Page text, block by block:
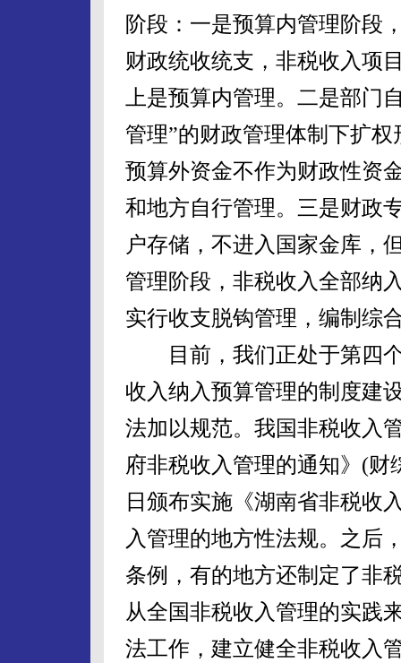
阶段：一是预算内管理阶段
财政统收统支，非税收入项
上是预算内管理。二是部门
管理”的财政管理体制下扩
预算外资金不作为财政性资
和地方自行管理。三是财政
户存储，不进入国家金库，
管理阶段，非税收入全部纳
实行收支脱钩管理，编制综
目前，我们正处于第四个
收入纳入预算管理的制度建
法加以规范。我国非税收入
府非税收入管理的通知》(财
日颁布实施《湖南省非税收
入管理的地方性法规。之后
条例，有的地方还制定了非
从全国非税收入管理的实践
法工作，建立健全非税收入